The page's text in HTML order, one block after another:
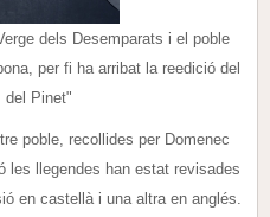
dels Desemparats i el poble
per fi ha arribat la reedició del
del Pinet"
poble, recollides per Domenec
les llegendes han estat revisades
en castellà i una altra en anglés.